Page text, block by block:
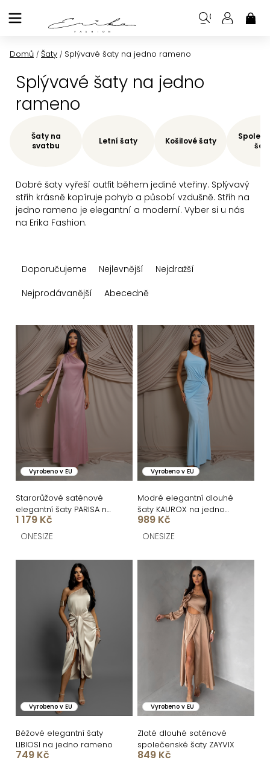
na
Domů / Šaty / Splývavé šaty na jedno rameno
Splývavé šaty na jedno
rameno
Dobré šaty vyřeší outfit během jediné vteřiny. Splývavý
střih krásně kopíruje pohyb a působí vzdušně. Střih na
jedno rameno je elegantní a moderní. Vyber si u nás
na Erika Fashion.
Šaty na
svatbu
Letní šaty Košilové šaty
a
n
p
r
k
t
ů
Doporučujeme Nejlevnější
Nejdražší
Nejprodávanější
Abecedně
ý
p
i
o
d
u
k
ů
Vyrobeno v EU
Starorůžové saténové
elegantní šaty PARISA na
jedno rameno
1 179 Kč
ONESIZE
Vyrobeno v EU
Modré elegantní dlouhé
šaty KAUROX na jedno
rameno
989 Kč
ONESIZE
Vyrobeno v EU
Béžové elegantní šaty
LIBIOSI na jedno rameno
749 Kč
Vyrobeno v EU
Zlaté dlouhé saténové
společenské šaty ZAYVIX
849 Kč